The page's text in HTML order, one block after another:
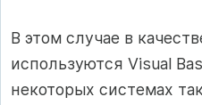
В этом случае в
используются Visual
некоторых системах